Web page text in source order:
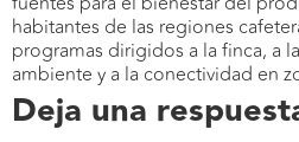
habitantes de las regiones
programas dirigidos a la finca, a
ambiente y a la conectividad en
Deja una